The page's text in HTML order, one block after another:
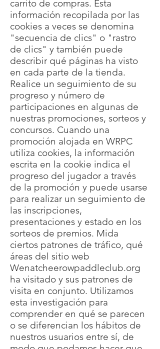
carrito de compras. Esta
información recopilada por las
cookies a veces se denomina
"secuencia de clics" o "rastro
de clics" y también puede
describir qué páginas ha visto
en cada parte de la tienda.
Realice un seguimiento de su
progreso y número de
participaciones en algunas de
nuestras promociones, sorteos y
concursos. Cuando una
promoción alojada en WRPC
utiliza cookies, la información
escrita en la cookie indica el
progreso del jugador a través
de la promoción y puede usarse
para realizar un seguimiento de
las inscripciones,
presentaciones y estado en los
sorteos de premios. Mida
ciertos patrones de tráfico, qué
áreas del sitio web
Wenatcheerowpaddleclub.org
ha visitado y sus patrones de
visita en conjunto. Utilizamos
esta investigación para
comprender en qué se parecen
o se diferencian los hábitos de
nuestros usuarios entre sí, de